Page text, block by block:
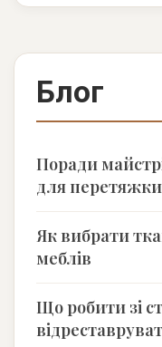
Блог
Поради
для перетяжки
Як вибрати
меблів
Що робити зі